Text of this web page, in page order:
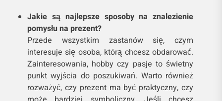
Jakie są najlepsze sposoby na znalezienie
pomysłu na prezent?
Przede wszystkim zastanów się, czym
interesuje się osoba, którą chcesz obdarować.
Zainteresowania, hobby czy pasje to świetny
punkt wyjścia do poszukiwań. Warto również
rozważyć, czy prezent ma być praktyczny, czy